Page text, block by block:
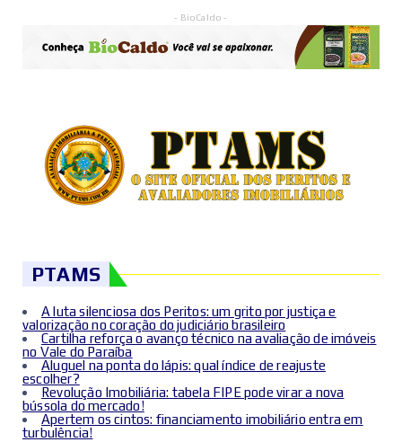
- BioCaldo -
PTAMS
A luta silenciosa dos Peritos: um grito por justiça e
valorização no coração do judiciário brasileiro
Cartilha reforça o avanço técnico na avaliação de imóveis
no Vale do Paraíba
Aluguel na ponta do lápis: qual índice de reajuste
escolher?
Revolução Imobiliária: tabela FIPE pode virar a nova
bússola do mercado!
Apertem os cintos: financiamento imobiliário entra em
turbulência!